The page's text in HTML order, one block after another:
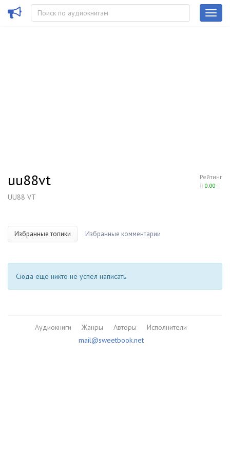
Рейтинг
0.00
uu88vt
UU88 VT
Избранные топики Избранные комментарии
Сюда еще никто не успел написать
Аудиокниги Жанры Авторы
Исполнители
mail@sweetbook.net